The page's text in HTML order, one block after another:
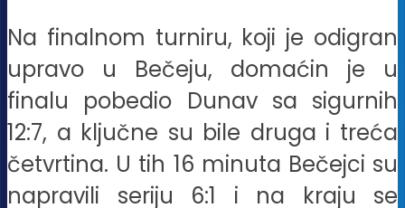
Na finalnom turniru, koji je odigran
upravo u Bečeju, domaćin je u
finalu pobedio Dunav sa sigurnih
12:7, a ključne su bile druga i treća
četvrtina. U tih 16 minuta Bečejci su
napravili seriju 6:1 i na kraju se